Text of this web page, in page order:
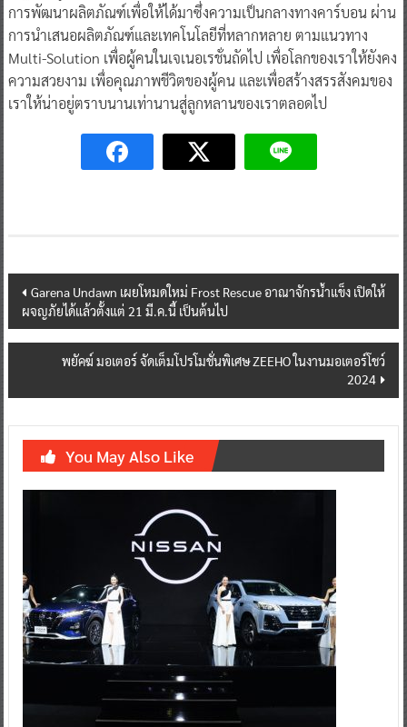
การพัฒนาผลิตภัณฑ์เพื่อให้ได้มาซึ่งความเป็นกลางทางคาร์บอน ผ่าน
การนำเสนอผลิตภัณฑ์และเทคโนโลยีที่หลากหลาย ตามแนวทาง
Multi-Solution เพื่อผู้คนในเจเนอเรชั่นถัดไป เพื่อโลกของเราให้ยังคง
ความสวยงาม เพื่อคุณภาพชีวิตของผู้คน และเพื่อสร้างสรรสังคมของ
เราให้น่าอยู่ตราบนานเท่านานสู่ลูกหลานของเราตลอดไป
Post
navigation
Garena Undawn เผยโหมดใหม่ Frost Rescue อาณาจักรน้ำแข็ง เปิดให้
ผจญภัยได้แล้วตั้งแต่ 21 มี.ค.นี้ เป็นต้นไป
พยัคฆ์ มอเตอร์ จัดเต็มโปรโมชั่นพิเศษ ZEEHO ในงานมอเตอร์โชว์
2024
You May Also Like